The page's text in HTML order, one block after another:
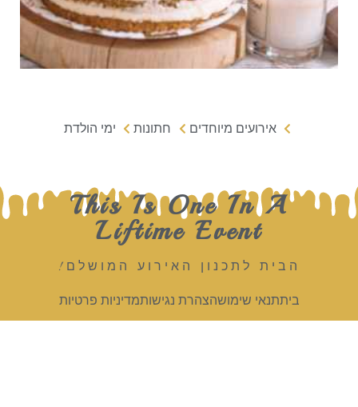
אירועים מיוחדים חתונות ימי הולדת
This Is One In A
Liftime Event
הבית לתכנון האירוע המושלם!
תנאי שימושהצהרת נגישותמדיניות פרטיות